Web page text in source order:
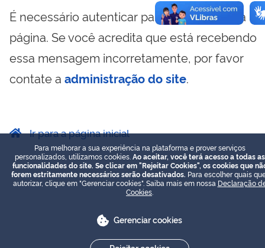
É necessário autenticar para visualizar essa
página. Se você acredita que está recebendo
essa mensagem incorretamente, por favor
contate a administração do site.
Ir para a página inicial
Para melhorar a sua experiência na plataforma e prover serviços
personalizados, utilizamos cookies. Ao aceitar, você terá acesso a todas as
funcionalidades do site. Se clicar em "Rejeitar Cookies", os cookies que
forem estritamente necessários serão desativados. Para escolher quais
autorizar, clique em "Gerenciar cookies". Saiba mais em nossa Declaração
Cookies
Gerenciar cookies